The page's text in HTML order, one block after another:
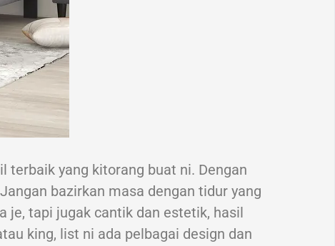
yang kitorang buat ni. Dengan
bazirkan masa dengan tidur yang
je, tapi jugak cantik dan estetik, hasil
king, list ni ada pelbagai design dan